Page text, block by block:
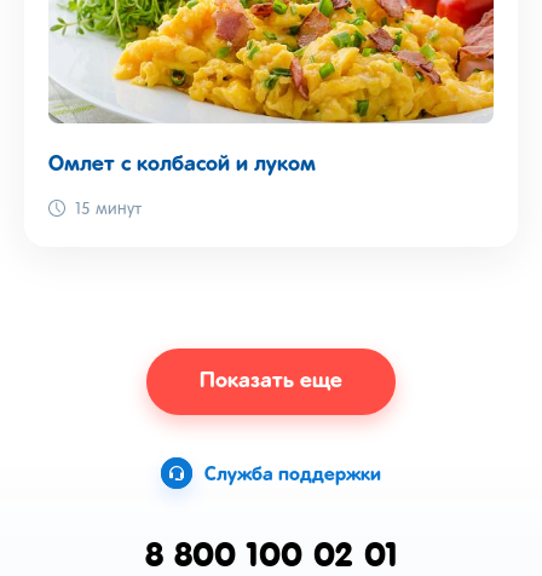
Омлет с колбасой и луком
15 минут
Показать еще
Служба поддержки
8 800 100 02 01